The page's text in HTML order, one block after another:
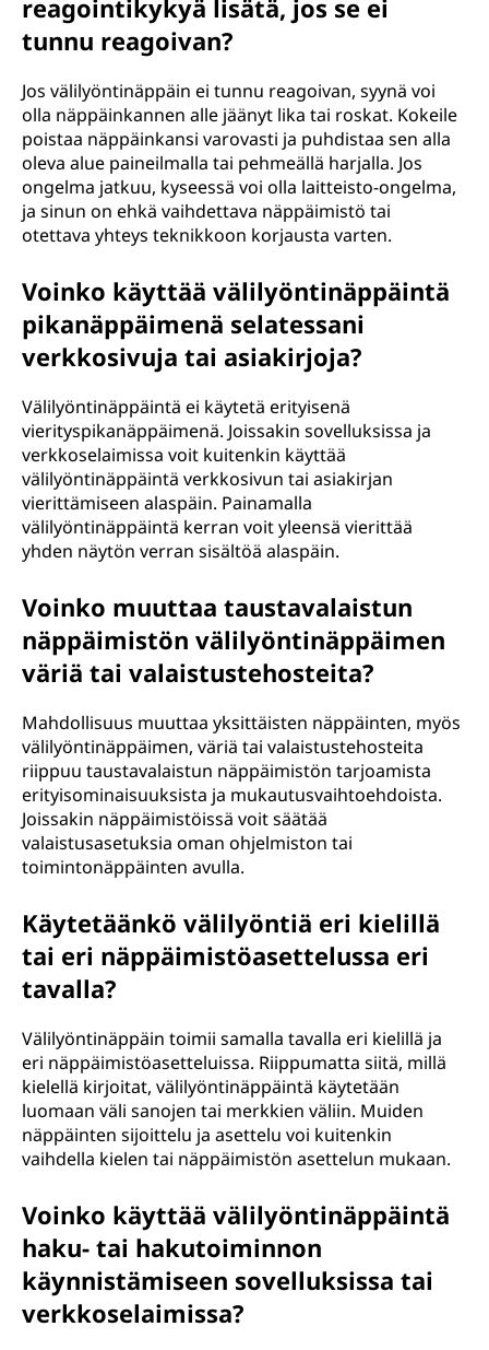
reagointikykyä lisätä, jos se ei
tunnu reagoivan?
Jos välilyöntinäppäin ei tunnu reagoivan, syynä voi
olla näppäinkannen alle jäänyt lika tai roskat. Kokeile
poistaa näppäinkansi varovasti ja puhdistaa sen alla
oleva alue paineilmalla tai pehmeällä harjalla. Jos
ongelma jatkuu, kyseessä voi olla laitteisto-ongelma,
ja sinun on ehkä vaihdettava näppäimistö tai
otettava yhteys teknikkoon korjausta varten.
Voinko käyttää välilyöntinäppäintä
pikanäppäimenä selatessani
verkkosivuja tai asiakirjoja?
Välilyöntinäppäintä ei käytetä erityisenä
vierityspikanäppäimenä. Joissakin sovelluksissa ja
verkkoselaimissa voit kuitenkin käyttää
välilyöntinäppäintä verkkosivun tai asiakirjan
vierittämiseen alaspäin. Painamalla
välilyöntinäppäintä kerran voit yleensä vierittää
yhden näytön verran sisältöä alaspäin.
Voinko muuttaa taustavalaistun
näppäimistön välilyöntinäppäimen
väriä tai valaistustehosteita?
Mahdollisuus muuttaa yksittäisten näppäinten, myös
välilyöntinäppäimen, väriä tai valaistustehosteita
riippuu taustavalaistun näppäimistön tarjoamista
erityisominaisuuksista ja mukautusvaihtoehdoista.
Joissakin näppäimistöissä voit säätää
valaistusasetuksia oman ohjelmiston tai
toimintonäppäinten avulla.
Käytetäänkö välilyöntiä eri kielillä
tai eri näppäimistöasettelussa eri
tavalla?
Välilyöntinäppäin toimii samalla tavalla eri kielillä ja
eri näppäimistöasetteluissa. Riippumatta siitä, millä
kielellä kirjoitat, välilyöntinäppäintä käytetään
luomaan väli sanojen tai merkkien väliin. Muiden
näppäinten sijoittelu ja asettelu voi kuitenkin
vaihdella kielen tai näppäimistön asettelun mukaan.
Voinko käyttää välilyöntinäppäintä
haku- tai hakutoiminnon
käynnistämiseen sovelluksissa tai
verkkoselaimissa?